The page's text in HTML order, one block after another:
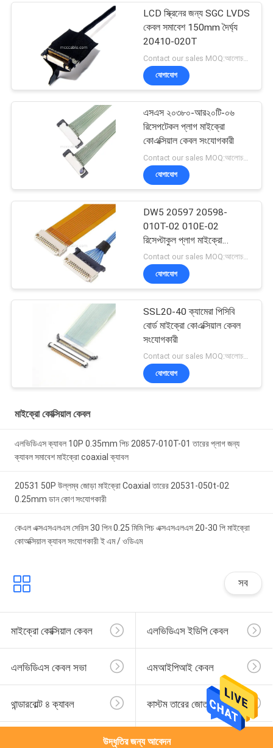
LCD স্ক্রিনের জন্য SGC LVDS
কেবল সমাবেশ 150mm দৈর্ঘ্য
20410-020T
যোগাযোগ
এসএস ২০৩৮০-আর২০টি-০৬
রিসেপটেকল প্লাগ মাইক্রো
কোএক্সিয়াল কেবল সংযোগকারী
যোগাযোগ
DW5 20597 20598-
010T-02 010E-02
রিসেপ্টাকুল প্লাগ মাইক্রো
কোএক্সিয়াল ক্যাবল
Contact our sales MOQ:আলোচনাযোগ্য
যোগাযোগ
SSL20-40 ক্যামেরা পিসিবি
বোর্ড মাইক্রো কোএক্সিয়াল কেবল
সংযোগকারী
Contact our sales MOQ:আলোচনাযোগ্য
যোগাযোগ
মাইক্রো কোক্সিয়াল কেবল
এলভিডিএস ক্যাবল 10P 0.35mm পিচ 20857-010T-01 তারের প্লাগ জন্য
ক্যাবল সমাবেশ মাইক্রো coaxial ক্যাবল
20531 50P উল্লম্ব জোড়া মাইক্রো Coaxial তারের 20531-050t-02
0.25mm ডান কোণ সংযোগকারী
কেএল এক্সএসএলএস সেরিস 30 পিন 0.25 মিমি পিচ এক্সএসএলএস 20-30 পি মাইক্রো
কোঅক্সিয়াল ক্যাবল সংযোগকারী ই এম / ওডিএম
সব
মাইক্রো কোক্সিয়াল কেবল এলভিডিএস ইডিপি কেবল
এলভিডিএস কেবল সভা এমআইপিআই কেবল
থান্ডারবোল্ট ৪ ক্যাবল কাস্টম তারের জোতা
মোলেক্স কেবল সমাবেশ
উদ্ধৃতির জন্য আবেদন